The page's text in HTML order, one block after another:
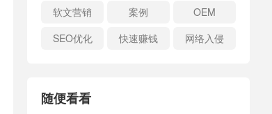
软文营销
案例
OEM
SEO优化
快速赚钱 网络入侵
随便看看